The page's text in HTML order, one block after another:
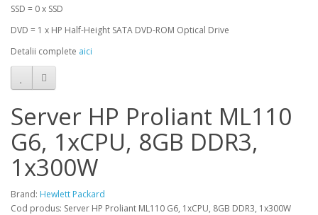
SSD = 0 x SSD
DVD = 1 x HP Half-Height SATA DVD-ROM Optical Drive
Detalii complete aici
Server HP Proliant ML110
G6, 1xCPU, 8GB DDR3,
1x300W
Brand: Hewlett Packard
Cod produs: Server HP Proliant ML110 G6, 1xCPU, 8GB DDR3, 1x300W